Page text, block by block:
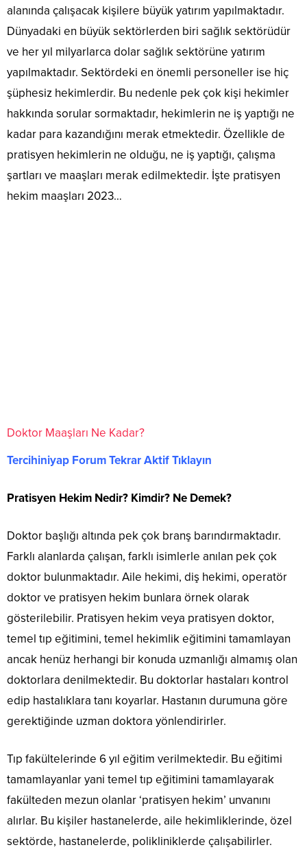
alanında çalışacak kişilere büyük yatırım yapılmaktadır.
Dünyadaki en büyük sektörlerden biri sağlık sektörüdür
ve her yıl milyarlarca dolar sağlık sektörüne yatırım
yapılmaktadır. Sektördeki en önemli personeller ise hiç
şüphesiz hekimlerdir. Bu nedenle pek çok kişi hekimler
hakkında sorular sormaktadır, hekimlerin ne iş yaptığı ne
kadar para kazandığını merak etmektedir. Özellikle de
pratisyen hekimlerin ne olduğu, ne iş yaptığı, çalışma
şartları ve maaşları merak edilmektedir. İşte pratisyen
hekim maaşları 2023…
Doktor Maaşları Ne Kadar?
Tercihiniyap Forum Tekrar Aktif Tıklayın
Pratisyen Hekim Nedir? Kimdir? Ne Demek?
Doktor başlığı altında pek çok branş barındırmaktadır.
Farklı alanlarda çalışan, farklı isimlerle anılan pek çok
doktor bulunmaktadır. Aile hekimi, diş hekimi, operatör
doktor ve pratisyen hekim bunlara örnek olarak
gösterilebilir. Pratisyen hekim veya pratisyen doktor,
temel tıp eğitimini, temel hekimlik eğitimini tamamlayan
ancak henüz herhangi bir konuda uzmanlığı almamış olan
doktorlara denilmektedir. Bu doktorlar hastaları kontrol
edip hastalıklara tanı koyarlar. Hastanın durumuna göre
gerektiğinde uzman doktora yönlendirirler.
Tıp fakültelerinde 6 yıl eğitim verilmektedir. Bu eğitimi
tamamlayanlar yani temel tıp eğitimini tamamlayarak
fakülteden mezun olanlar ‘pratisyen hekim’ unvanını
alırlar. Bu kişiler hastanelerde, aile hekimliklerinde, özel
sektörde, hastanelerde, polikliniklerde çalışabilirler.